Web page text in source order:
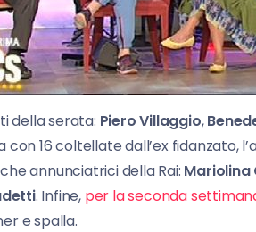
della serata: Piero Villaggio,
con 16 coltellate dall’ex fidanzato,
annunciatrici della Rai: Mariolina
. Infine, per la seconda
e spalla.